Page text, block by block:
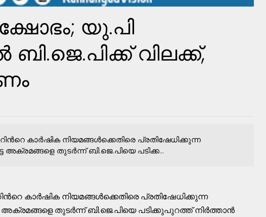
യു.പി
ബി.ജെ.പിക്ക്​ വിലക്ക്​,
കാർഷിക നിയമങ്ങൾക്കെതിരെ പ്രതിഷേധിക്കുന്ന
അക്രമങ്ങളെ തുടർന്ന്​ ബി.ജെ.പിയെ പടിക്ക...
കാർഷിക നിയമങ്ങൾക്കെതിരെ പ്രതിഷേധിക്കുന്ന
അക്രമങ്ങളെ തുടർന്ന്​ ബി.ജെ.പിയെ പടിക്കുപുറത്ത്​ നിർത്താൻ